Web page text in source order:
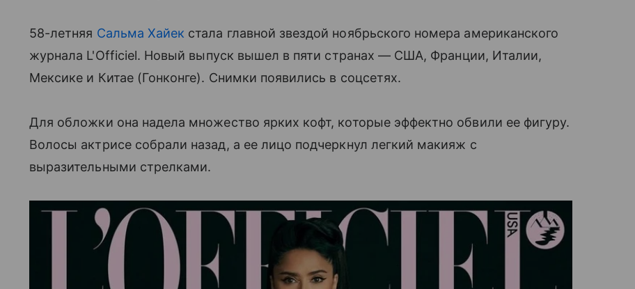
58-летняя Сальма Хайек стала главной звездой ноябрьского номера американского
журнала L'Officiel. Новый выпуск вышел в пяти странах — США, Франции, Италии,
Мексике и Китае (Гонконге). Снимки появились в соцсетях.
Для обложки она надела множество ярких кофт, которые эффектно обвили ее фигуру.
Волосы актрисе собрали назад, а ее лицо подчеркнул легкий макияж с
выразительными стрелками.